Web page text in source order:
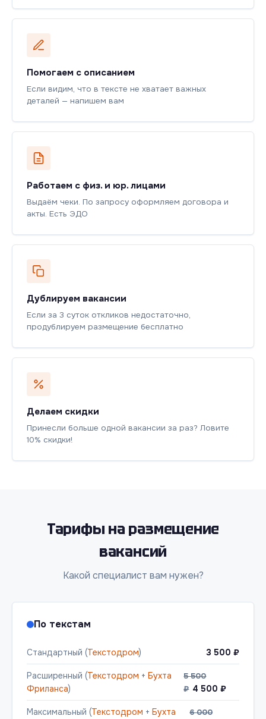
Помогаем с описанием
Если видим, что в тексте не хватает важных
деталей — напишем вам
Работаем с физ. и юр. лицами
Выдаём чеки. По запросу оформляем договора и
акты. Есть ЭДО
Дублируем вакансии
Если за 3 суток откликов недостаточно,
продублируем размещение бесплатно
Делаем скидки
Принесли больше одной вакансии за раз? Ловите
10% скидки!
Тарифы на размещение
вакансий
Какой специалист вам нужен?
По текстам
Стандартный (Текстодром) 3 500 ₽
Расширенный (Текстодром + Бухта
Фриланса)
5 500
₽ 4 500 ₽
Максимальный (Текстодром + Бухта
6 000